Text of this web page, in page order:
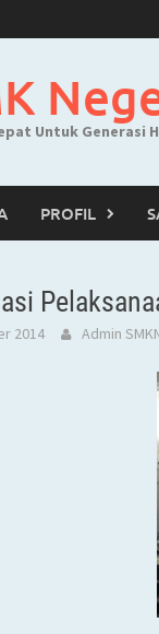
Untuk Generasi
PROFIL
2014 Admin